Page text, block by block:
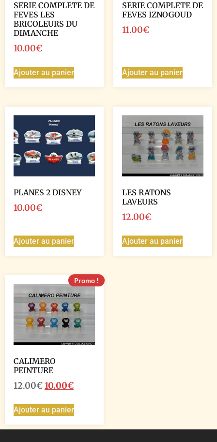
SERIE COMPLETE DE
FEVES LES
BRICOLEURS DU
DIMANCHE
10.00€
Ajouter au panier
SERIE COMPLETE DE
FEVES IZNOGOUD
11.00€
Ajouter au panier
PLANES 2 DISNEY
10.00€
Ajouter au panier
LES RATONS
LAVEURS
12.00€
Ajouter au panier
Promo !
CALIMERO
PEINTURE
12.00€10.00€
Ajouter au panier